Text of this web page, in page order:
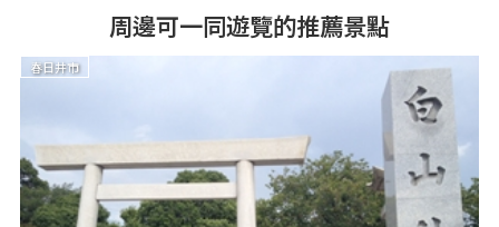
周邊可一同遊覽的推薦景點
春日井市